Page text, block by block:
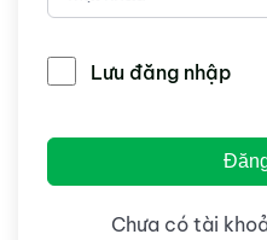
Lưu đăng nhập
Chưa có tài